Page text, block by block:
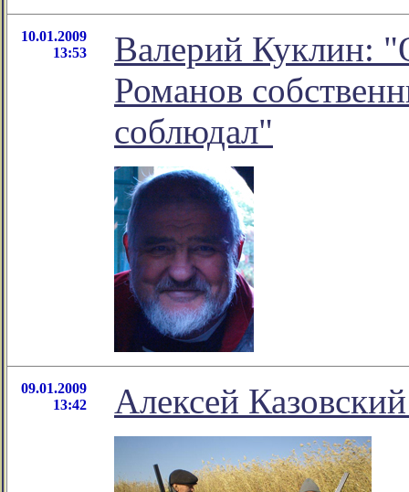
10.01.2009
13:53
Валерий Куклин:
Романов
соблюдал"
09.01.2009
13:42
Алексей